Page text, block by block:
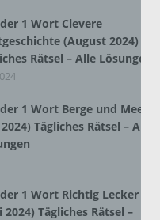
1 Wort Clevere
(August 2024)
Rätsel – Alle Lösungen
1 Wort Berge und Meer
Tägliches Rätsel – Alle
1 Wort Richtig Lecker
2024) Tägliches Rätsel –